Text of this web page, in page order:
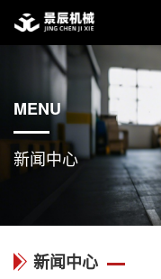
MENU
新闻中心
新闻中心